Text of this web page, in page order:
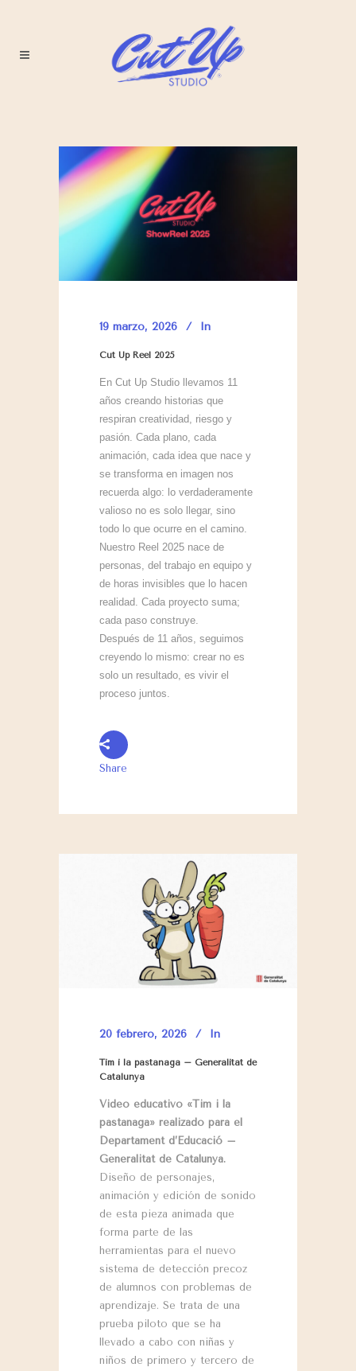
19 marzo, 2026 In
Cut Up Reel 2025
En Cut Up Studio llevamos 11
años creando historias que
respiran creatividad, riesgo y
pasión. Cada plano, cada
animación, cada idea que nace y
se transforma en imagen nos
recuerda algo: lo verdaderamente
valioso no es solo llegar, sino
todo lo que ocurre en el camino.
Nuestro Reel 2025 nace de
personas, del trabajo en equipo y
de horas invisibles que lo hacen
realidad. Cada proyecto suma;
cada paso construye.
Después de 11 años, seguimos
creyendo lo mismo: crear no es
solo un resultado, es vivir el
proceso juntos.
Share
20 febrero, 2026 In
Tim i la pastanaga – Generalitat de
Catalunya
Video educativo «Tim i la
pastanaga» realizado para el
Departament d’Educació –
Generalitat de Catalunya.
Diseño de personajes,
animación y edición de sonido
de esta pieza animada que
forma parte de las
herramientas para el nuevo
sistema de detección precoz
de alumnos con problemas de
aprendizaje. Se trata de una
prueba piloto que se ha
llevado a cabo con niñas y
niños de primero y tercero de